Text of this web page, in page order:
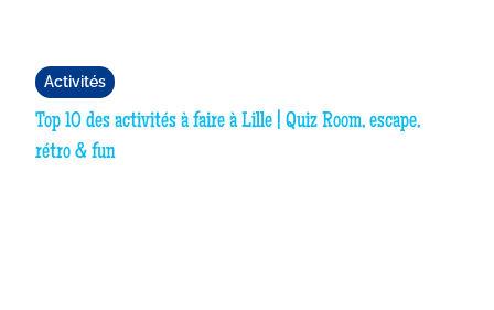
Activités
Top 10 des activités à faire à Lille | Quiz Room, escape,
rétro & fun